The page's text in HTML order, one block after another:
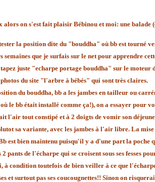
alors on s'est fait plaisir Bébinou et moi: une balade
la position dite du "bouddha" où bb est tourné
semaines que je surfais sur le net pour apprendre
juste "echarpe portage bouddha" sur le moteur
du site "l'arbre à bébés" qui sont très claires.
du bouddha, bb a les jambes en tailleur ou
le bb était installé comme ça!), on a essayer pour
l'air tout constipé et à 2 doigts de vomir son
sa variante, avec les jambes à l'air libre. La
est bien maintenu puisqu'il y a d'une part la poche
pants de l'écharpe qui se croisent sous ses fesses
condition toutefois de bien veiller à ce que l'écharpe
et surtout pas ses coucougnettes!! Sinon on